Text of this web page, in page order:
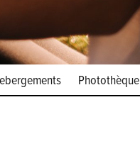
Photothèque